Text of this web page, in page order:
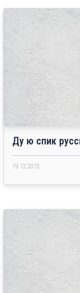
Ду ю спик
19.12.2012